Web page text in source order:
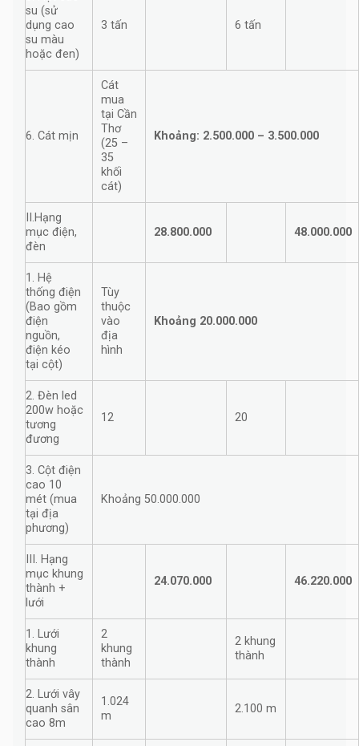
su (sử
dụng cao
su màu
hoặc đen)
3 tấn 6 tấn
6. Cát mịn
Cát
mua
tại Cần
Thơ
(25 –
35
khối
cát)
Khoảng: 2.500.000 – 3.500.000
II.Hạng
mục điện,
đèn
28.800.000 48.000.000
1. Hệ
thống điện
(Bao gồm
điện
nguồn,
điện kéo
tại cột)
Tùy
thuộc
vào
địa
hình
Khoảng 20.000.000
2. Đèn led
200w hoặc
tương
đương
12 20
3. Cột điện
cao 10
mét (mua
tại địa
phương)
Khoảng 50.000.000
III. Hạng
mục khung
thành +
lưới
24.070.000 46.220.000
1. Lưới
khung
thành
2
khung
thành
2 khung
thành
2. Lưới vây
quanh sân
cao 8m
1.024
m
2.100 m